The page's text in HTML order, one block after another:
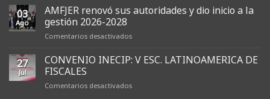
03
Ago
AMFJER renovó sus autoridades y dio inicio a la
gestión 2026-2028
Comentarios desactivadosen
renovó
sus
y
27
Jul
CONVENIO INECIP: V ESC. LATINOAMERICA DE
FISCALES
Comentarios desactivadosen